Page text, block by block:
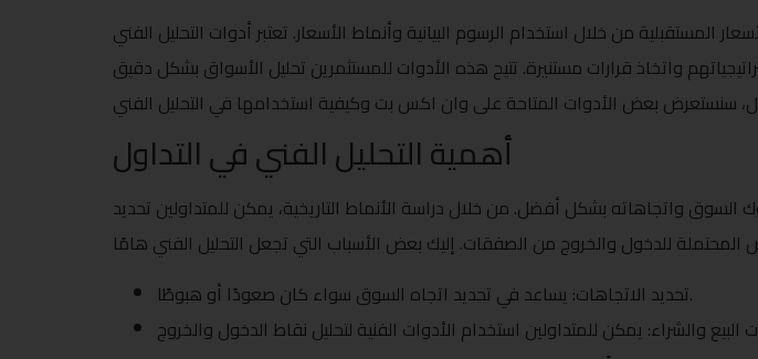
المستقبلية من خلال استخدام الرسوم البيانية وأنماط الأسعار. تعتبر أدوات التحليل الفني
واتخاذ قرارات مستنيرة. تتيح هذه الأدوات للمستثمرين تحليل الأسواق بشكل دقيق
أهمية التحليل الفني في التداول
واتجاهاته بشكل أفضل. من خلال دراسة الأنماط التاريخية، يمكن للمتداولين تحديد
تحديد الاتجاهات: يساعد في تحديد اتجاه السوق سواء كان صعودًا أو هبوطًا.